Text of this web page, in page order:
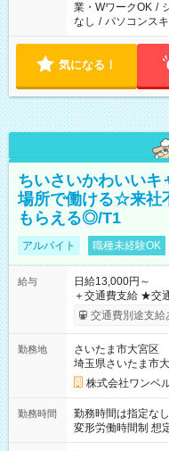
業・WワークOK /
なし / パソコンス
気になる！
ちいさいかわいいキ
場所で働ける☆来社
もらえる◎/T1
アルバイト 職種未経験OK
給与
日給13,000円～
＋交通費支給 ★交通費全額支給！ ┗案件により規定あり ★日払
いOK！（規定あ
ンビニATMから 日払い
交通費別途支給
勤務地
さいたま市大宮区
埼玉県さいたま市
株式会社ワンベ
勤務時間
勤務時間は指定なし
変形労働時間制 想定労働時間
～21：00